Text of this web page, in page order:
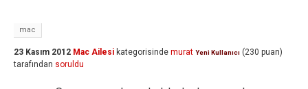
mac
23 Kasım 2012 Mac Ailesi kategorisinde murat Yeni Kullanıcı (230 puan)
tarafından soruldu